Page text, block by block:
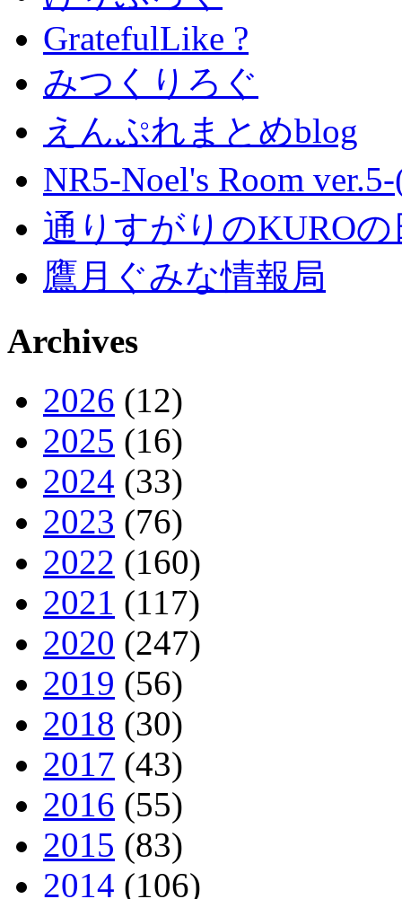
GratefulLike ?
みつくりろぐ
えんぷれまとめblog
NR5-Noel's Room
通りすがりのKURO
鷹月ぐみな情報局
Archives
2026 (12)
2025 (16)
2024 (33)
2023 (76)
2022 (160)
2021 (117)
2020 (247)
2019 (56)
2018 (30)
2017 (43)
2016 (55)
2015 (83)
2014 (106)